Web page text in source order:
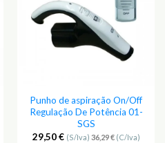
Punho de aspiração On/Off
Regulação De Potência 01-
SGS
29,50€ (S/Iva) 36,29€(C/Iva)